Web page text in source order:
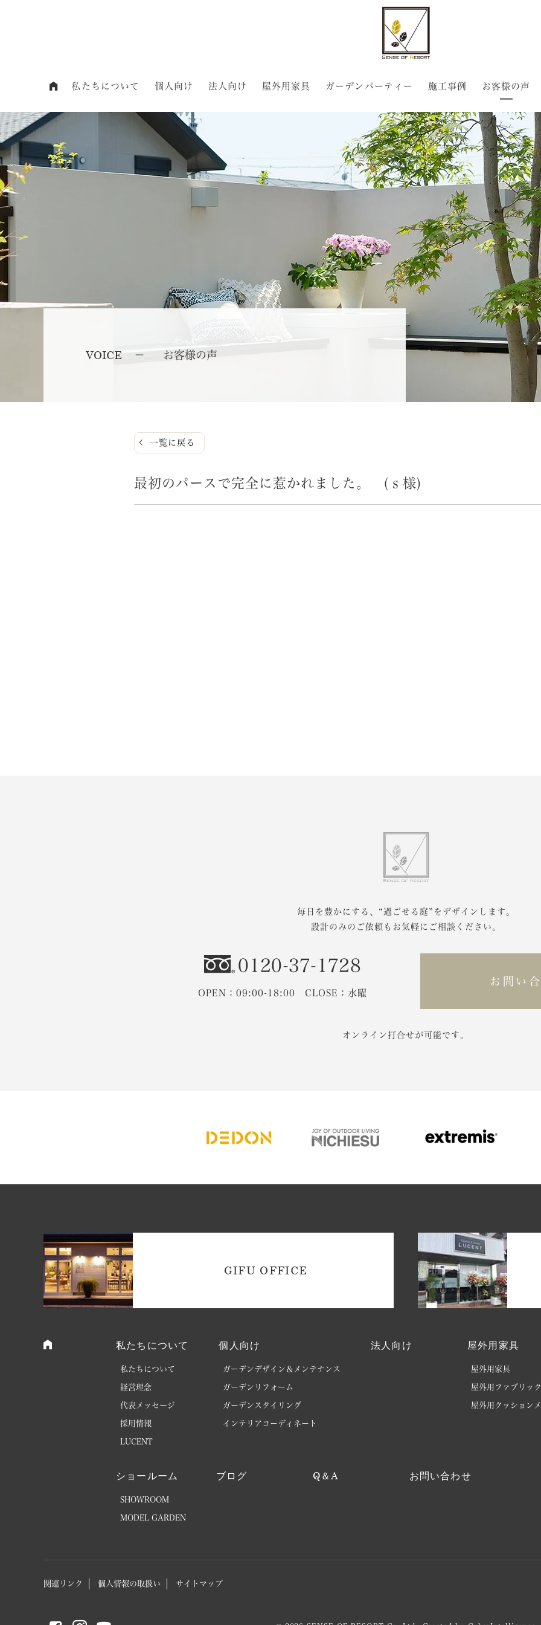
私たちについて 個人向け 法人向け 屋外用家具 ガーデンパーティー 施工事例 お客様の声
VOICE お客様の声
一覧に戻る
最初のパースで完全に惹かれました。 (ｓ様)
毎日を豊かにする、
“過ごせる庭”をデザインします。
設計のみのご依頼もお気軽にご相談ください。
0120-37-1728
OPEN：09:00-18:00 CLOSE：水曜
お問い
オンライン打合せが可能です。
GIFU OFFICE
私たちについて
私たちについて
経営理念
代表メッセージ
採用情報
LUCENT
個人向け
ガーデンデザイン＆メンテナンス
ガーデンリフォーム
ガーデンスタイリング
インテリアコーディネート
法人向け 屋外用家具
屋外用家具
屋外用ファブリッ
屋外用クッション
ショールーム
SHOWROOM
MODEL GARDEN
ブログ Q＆A お問い合わせ
関連リンク 個人情報の取扱い サイトマップ